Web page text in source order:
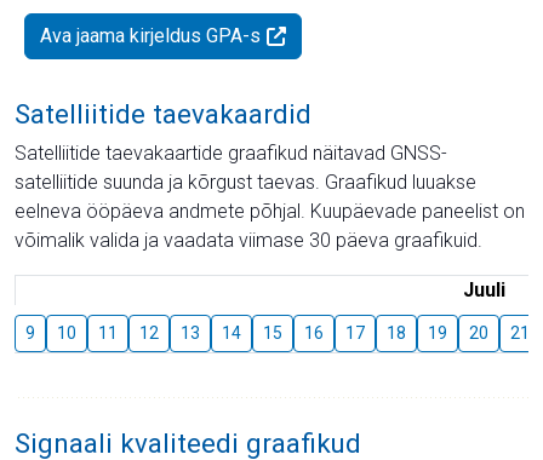
Ava jaama kirjeldus GPA-s
Satelliitide taevakaardid
Satelliitide taevakaartide graafikud näitavad GNSS-
satelliitide suunda ja kõrgust taevas. Graafikud luuakse
eelneva ööpäeva andmete põhjal. Kuupäevade paneelist on
võimalik valida ja vaadata viimase 30 päeva graafikuid.
Juuli
9 10 11 12 13 14 15 16 17 18 19 20 21
Signaali kvaliteedi graafikud